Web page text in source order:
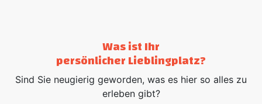
Was ist Ihr
persönlicher Lieblingplatz?
Sind Sie neugierig geworden, was es hier so alles zu
erleben gibt?